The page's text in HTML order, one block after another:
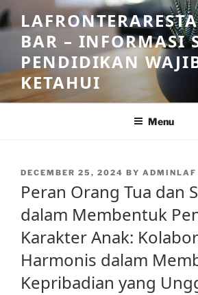
Skip
to
contentBAR – INFORMASI
PENDIDIKAN
KETAHUI
Menu
POSTED
DECEMBER 25, 2024 BY ADMINLAF
Peran Orang Tua dan
dalam Membentuk
Karakter Anak:
Harmonis dalam
Kepribadian yang